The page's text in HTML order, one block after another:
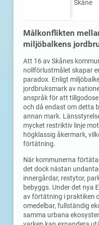
Skåne
Målkonflikten
miljöbalkens
Att 16 av Skånes
nollförlustmålet skapar
paradox. Enligt
jordbruksmark av
anspråk för att
och då endast om detta
annan mark.
mycket restriktiv linje
högklassig åkermark,
förtätning.
När kommunerna
det dock nästan
innergårdar, restytor,
bebyggs. Under det nya
av förtätning i praktiken
omedelbar, fullständig
samma urbana